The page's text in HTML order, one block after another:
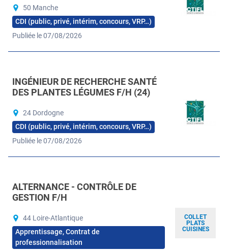
50 Manche
CDI (public, privé, intérim, concours, VRP…)
Publiée le 07/08/2026
INGÉNIEUR DE RECHERCHE SANTÉ
DES PLANTES LÉGUMES F/H (24)
24 Dordogne
CDI (public, privé, intérim, concours, VRP…)
Publiée le 07/08/2026
COLLET
PLATS
CUISINES
ALTERNANCE - CONTRÔLE DE
GESTION F/H
44 Loire-Atlantique
Apprentissage, Contrat de
professionnalisation